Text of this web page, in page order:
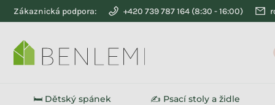
Přejít na obsah
Zákaznická podpora: +420 739 787 164
🛏️ Dětský spánek ✍️ Psací stoly a židle